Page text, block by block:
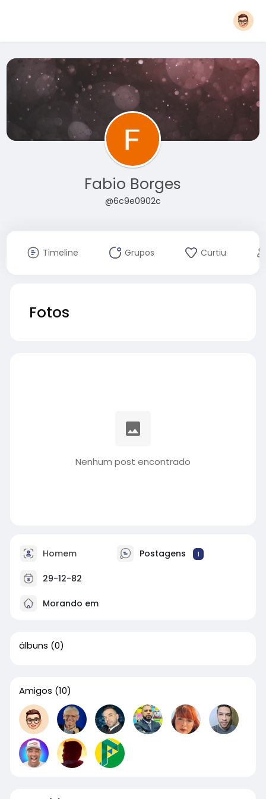
Fabio Borges
@6c9e0902c
Timeline Grupos Curtiu
Fotos
Nenhum post encontrado
Homem Postagens 1
29-12-82
Morando em
álbuns (0)
Amigos (10)